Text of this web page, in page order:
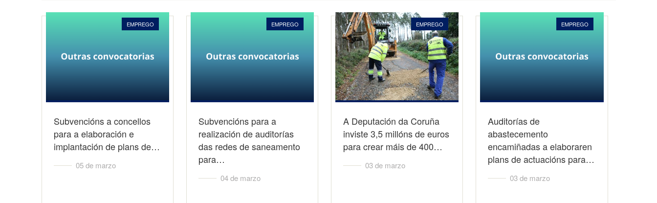
EMPREGO
Subvencións a concellos
para a elaboración e
implantación de plans de…
05 de marzo
EMPREGO
Subvencións para a
realización de auditorías
das redes de saneamento
para…
04 de marzo
EMPREGO
A Deputación da Coruña
inviste 3,5 millóns de euros
para crear máis de 400…
03 de marzo
EMPREGO
Auditorías de
abastecemento
encamiñadas a elaboraren
plans de actuacións para…
03 de marzo